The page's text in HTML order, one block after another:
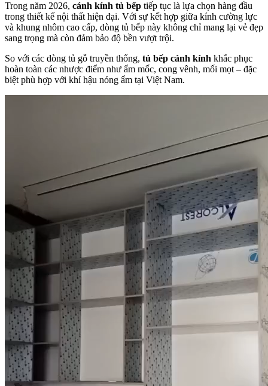
Trong năm 2026, cánh kính tủ bếp tiếp tục là lựa chọn hàng đầu
trong thiết kế nội thất hiện đại. Với sự kết hợp giữa kính cường lực
và khung nhôm cao cấp, dòng tủ bếp này không chỉ mang lại vẻ đẹp
sang trọng mà còn đảm bảo độ bền vượt trội.
So với các dòng tủ gỗ truyền thống, tủ bếp cánh kính khắc phục
hoàn toàn các nhược điểm như ẩm mốc, cong vênh, mối mọt – đặc
biệt phù hợp với khí hậu nóng ẩm tại Việt Nam.